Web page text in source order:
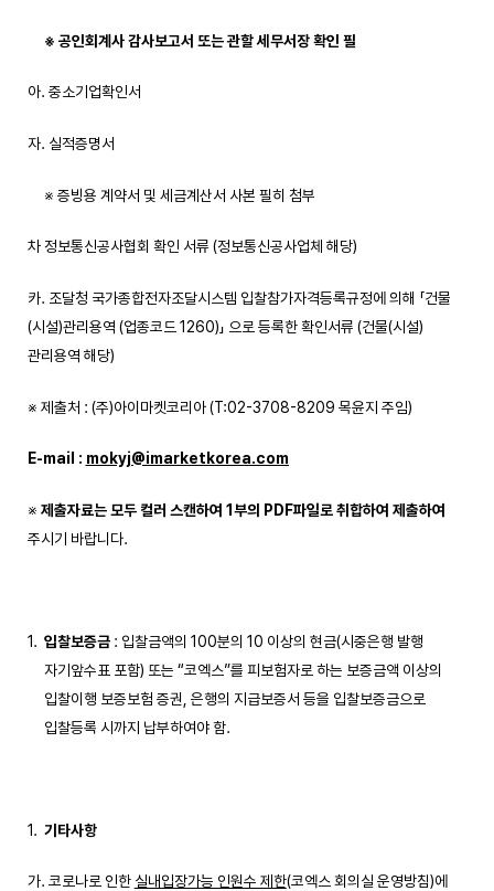
※ 공인회계사 감사보고서 또는 관할 세무서장 확인 필
아. 중소기업확인서
자. 실적증명서
※ 증빙용 계약서 및 세금계산서 사본 필히 첨부
차 정보통신공사협회 확인 서류 (정보통신공사업체 해당)
카. 조달청 국가종합전자조달시스템 입찰참가자격등록규정에 의해 「건물
(시설)관리용역 (업종코드 1260)」 으로 등록한 확인서류 (건물(시설)
관리용역 해당)
※ 제출처 : (주)아이마켓코리아 (T:02-3708-8209 목윤지 주임)
E-mail : mokyj@imarketkorea.com
※ 제출자료는 모두 컬러 스캔하여 1 부의 PDF파일로 취합하여 제출하여
주시기 바랍니다.
입찰보증금: 입찰금액의 100분의 10 이상의 현금(시중은행 발행
자기앞수표 포함) 또는 “코엑스”를 피보험자로 하는 보증금액 이상의
입찰이행 보증보험 증권, 은행의 지급보증서 등을 입찰보증금으로
입찰등록 시까지 납부하여야 함.
기타사항
가. 코로나로 인한 실내입장가능 인원수 제한(코엑스 회의실 운영방침)에